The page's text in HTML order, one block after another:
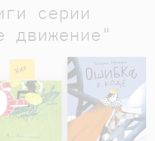
серии
движение"
Хит